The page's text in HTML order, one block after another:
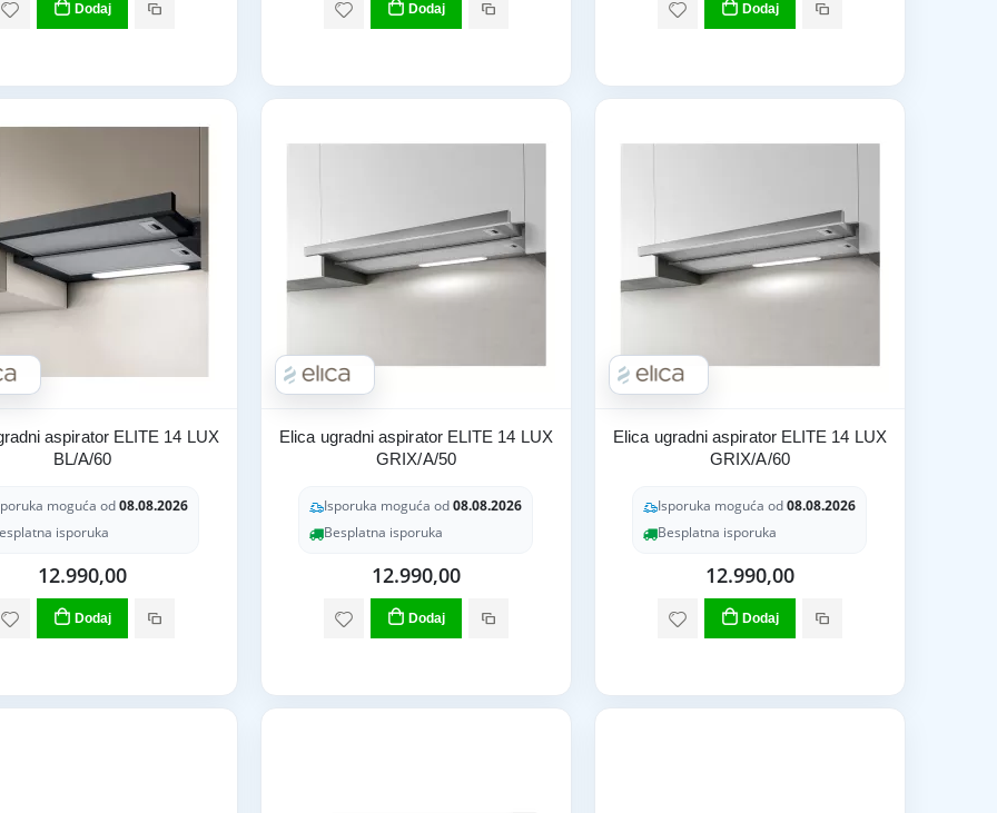
Dodaj Dodaj Dodaj
aspirator ELITE 14 LUX
BL/A/60
moguća od08.08.2026
isporuka
12.990,00
Dodaj
Elica ugradni aspirator ELITE 14 LUX
GRIX/A/50
Isporuka moguća od08.08.2026
Besplatna isporuka
12.990,00
Dodaj
Elica ugradni aspirator ELITE 14 LUX
GRIX/A/60
Isporuka moguća od08.08.2026
Besplatna isporuka
12.990,00
Dodaj